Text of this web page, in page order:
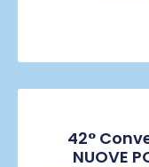
42°
NUOVE